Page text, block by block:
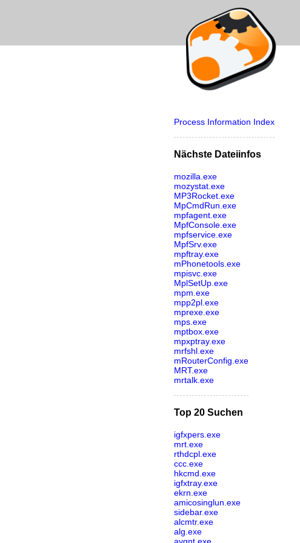
Process Information Index
Nächste Dateiinfos
mozilla.exe
mozystat.exe
MP3Rocket.exe
MpCmdRun.exe
mpfagent.exe
MpfConsole.exe
mpfservice.exe
MpfSrv.exe
mpftray.exe
mPhonetools.exe
mpisvc.exe
MplSetUp.exe
mpm.exe
mpp2pl.exe
mprexe.exe
mps.exe
mptbox.exe
mpxptray.exe
mrfshl.exe
mRouterConfig.exe
MRT.exe
mrtalk.exe
Top 20 Suchen
igfxpers.exe
mrt.exe
rthdcpl.exe
ccc.exe
hkcmd.exe
igfxtray.exe
ekrn.exe
amicosinglun.exe
sidebar.exe
alcmtr.exe
alg.exe